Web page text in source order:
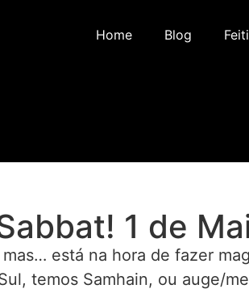
Home Blog
1 de
está na hora de fazer
temos Samhain, ou auge/